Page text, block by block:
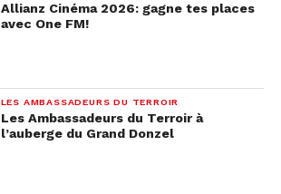
Allianz Cinéma 2026: gagne tes places
avec One FM!
LES AMBASSADEURS DU TERROIR
Les Ambassadeurs du Terroir à
l’auberge du Grand Donzel